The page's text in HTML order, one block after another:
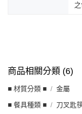
商品相關分類 (6)
■ 材質分類 ■ 金屬
■ 餐具種類 ■ 刀叉匙